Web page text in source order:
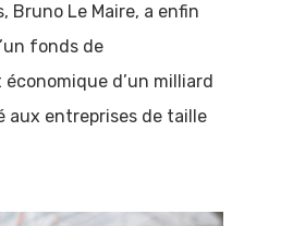
Bruno Le Maire, a enfin
fonds de
d’un milliard
aux entreprises de taille